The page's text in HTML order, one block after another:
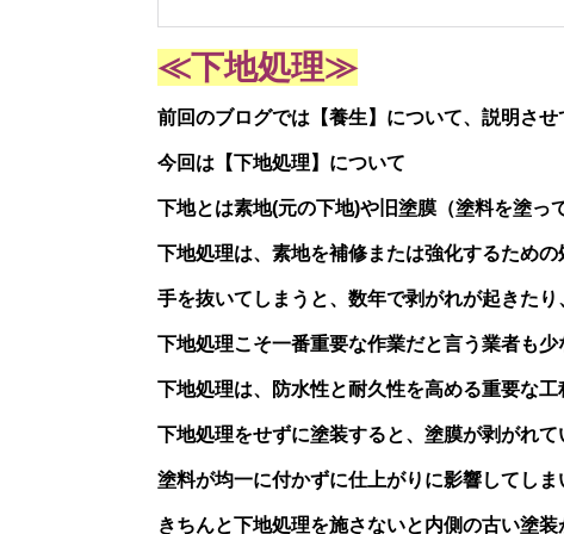
≪下地処理≫
前回のブログでは【養生】について、説明させ
今回は【下地処理】について
下地とは素地(元の下地)や旧塗膜（塗料を塗っ
下地処理は、素地を補修または強化するため
手を抜いてしまうと、数年で剥がれが起きたり
下地処理こそ一番重要な作業だと言う業者も少
下地処理は、防水性と耐久性を高める重要な工
下地処理をせずに塗装すると、塗膜が剥がれ
塗料が均一に付かずに仕上がりに影響してし
きちんと下地処理を施さないと内側の古い塗